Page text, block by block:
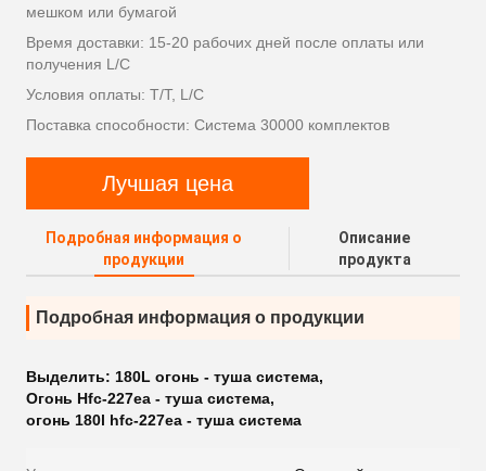
мешком или бумагой
Время доставки: 15-20 рабочих дней после оплаты или
получения L/C
Условия оплаты: T/T, L/C
Поставка способности: Система 30000 комплектов
Лучшая цена
Подробная информация о
продукции
Описание
продукта
Подробная информация о продукции
Выделить: 180L огонь - туша система,
Огонь Hfc-227ea - туша система,
огонь 180l hfc-227ea - туша система